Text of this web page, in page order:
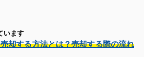
います
却する方法とは？売却する際の流れ